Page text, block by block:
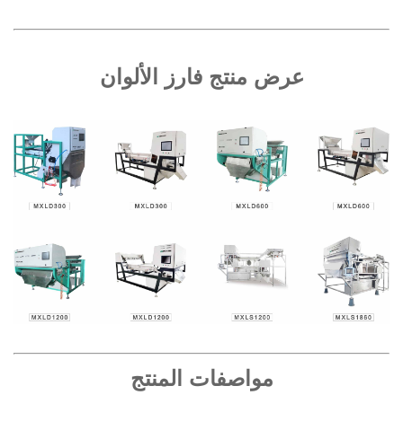
عرض منتج فارز الألوان
مواصفات المنتج